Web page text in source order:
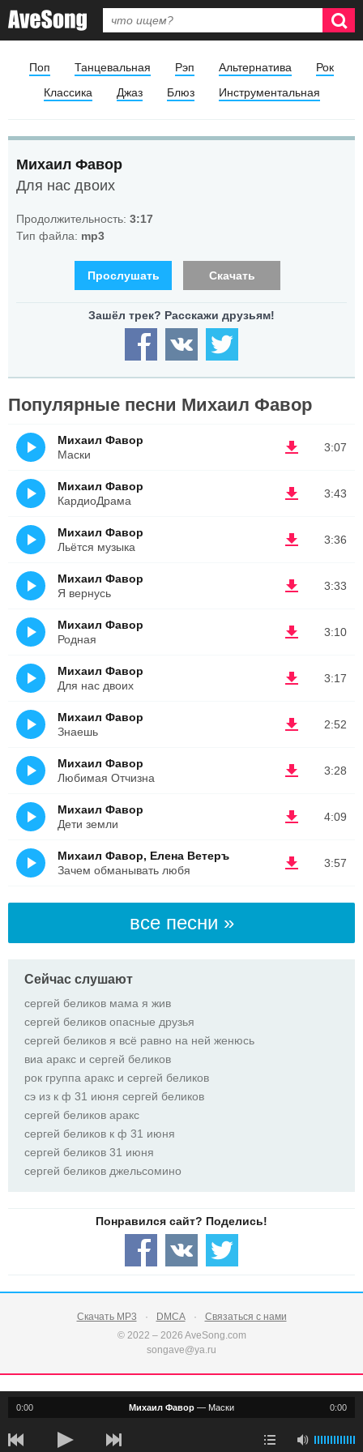
Поп Танцевальная Рэп Альтернатива
Рок
Классика
Джаз Блюз Инструментальная
Михаил Фавор
Для нас двоих
Продолжительность: 3:17
Тип файла: mp3
Прослушать Скачать
Популярные песни Михаил Фавор
3:07
Михаил Фавор
Маски
3:43
Михаил Фавор
КардиоДрама
3:36
Михаил Фавор
Льётся музыка
3:33
Михаил Фавор
Я вернусь
3:10
Михаил Фавор
Родная
3:17
Михаил Фавор
Для нас двоих
2:52
Михаил Фавор
Знаешь
3:28
Михаил Фавор
Любимая Отчизна
4:09
Михаил Фавор
Дети земли
3:57
Михаил Фавор, Елена Ветеръ
Зачем обманывать любя
все песни »
Сейчас слушают
сергей беликов мама я жив
сергей беликов опасные друзья
сергей беликов я всё равно на ней женюсь
виа аракс и сергей беликов
рок группа аракс и сергей беликов
сэ из к ф 31 июня сергей беликов
сергей беликов аракс
сергей беликов к ф 31 июня
сергей беликов 31 июня
сергей беликов джельсомино
Скачать MP3 DMCA
Связаться с нами
© 2022 – 2026 AveSong.com
songave@ya.ru
0:00 0:00
Михаил Фавор — Маски